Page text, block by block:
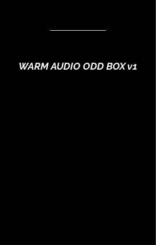
WARM AUDIO ODD BOX v1